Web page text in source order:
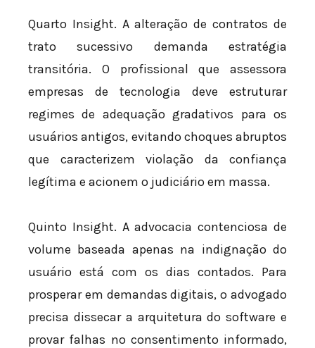
Quarto Insight. A alteração de contratos de
trato sucessivo demanda estratégia
transitória. O profissional que assessora
empresas de tecnologia deve estruturar
regimes de adequação gradativos para os
usuários antigos, evitando choques abruptos
que caracterizem violação da confiança
legítima e acionem o judiciário em massa.
Quinto Insight. A advocacia contenciosa de
volume baseada apenas na indignação do
usuário está com os dias contados. Para
prosperar em demandas digitais, o advogado
precisa dissecar a arquitetura do software e
provar falhas no consentimento informado,